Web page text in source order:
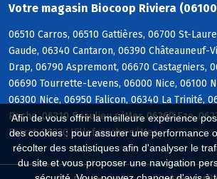
Afin de vous offrir la meilleure expérience
des cookies : pour assurer une performance
récolter des statistiques afin d'analyser le
du site et vous proposer une navigation
Votre magasin Biocoop Riviera
06510 Carros, 06510 Gattières, 06700 St-
Gaude, 06340 Cantaron, 06390 Châteauneuf-
Drap, 06790 Aspremont, 06670 Castagniers,
06690 Tourrette-Levens, 06000 Nice, 06100
06300 Nice, 06950 Falicon, 06340 La Trinité,
Roche, 06310 Beaulieu s/Mer, 06360 Eze,
Ferrat, 06230 Villefranche s/Mer